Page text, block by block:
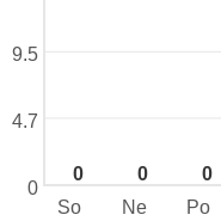
0 0 0
9.5
4.7
0
So
Ne Po